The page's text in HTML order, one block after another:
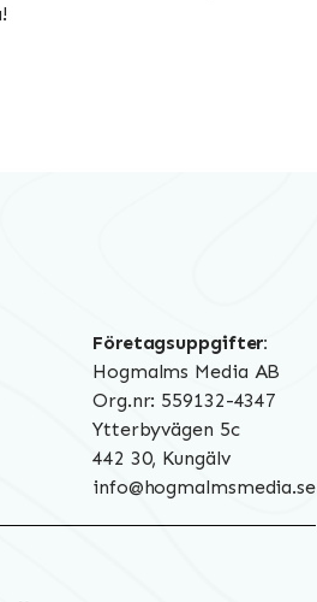
Företagsuppgifter:
Hogmalms Media AB
Org.nr: 559132-4347
Ytterbyvägen 5c
442 30, Kungälv
info@hogmalmsmedia.se